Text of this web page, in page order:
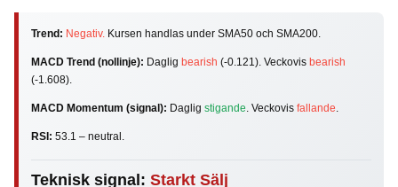
Trend: Negativ. Kursen handlas under SMA50 och SMA200.
MACD Trend (nollinje): Daglig bearish (-0.121). Veckovis bearish
(-1.608).
MACD Momentum (signal): Daglig stigande. Veckovis fallande.
RSI: 53.1 – neutral.
Teknisk signal: Starkt Sälj